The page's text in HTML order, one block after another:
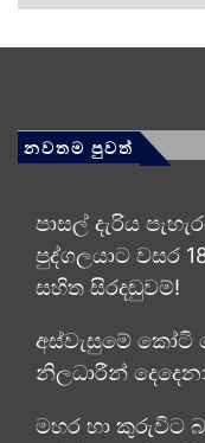
නවතම පුවත්
පාසල් දැරිය
පුද්ගලයාට වසර
සහිත සිරදඬුවම්!
අස්වැසුමේ කෝටි
නිලධාරීන්
මහර හා කුරුවිට